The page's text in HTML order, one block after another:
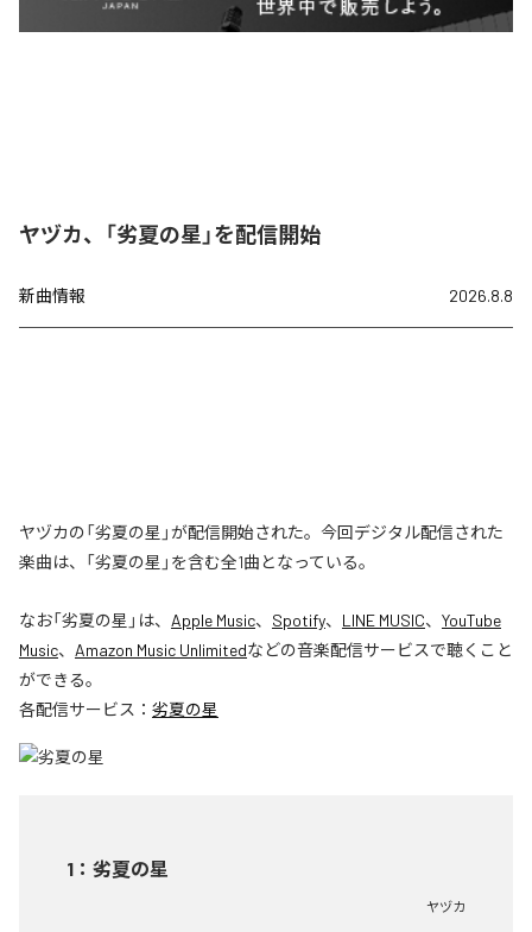
ヤヅカ、「劣夏の星」を配信開始
新曲情報 2026.8.8
ヤヅカの「劣夏の星」が配信開始された。今回デジタル配信された
楽曲は、「劣夏の星」を含む全1曲となっている。
なお「劣夏の星 」は、 Apple Music、 Spotify、 LINE MUSIC、 YouTube
Music、 Amazon Music Unlimitedなどの音楽配信サービスで聴くこと
ができる。
各配信サービス： 劣夏の星
1 ： 劣夏の星
ヤヅカ